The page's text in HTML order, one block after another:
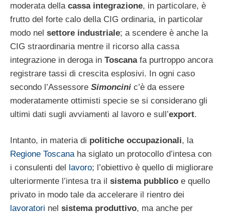
moderata dellacassa integrazione, in particolare, è
frutto del forte calo della CIG ordinaria, in particolar
modo nel settore industriale; a scendere è anche la
CIG straordinaria mentre il ricorso alla cassa
integrazione in deroga in Toscanafa purtroppo ancora
registrare tassi di crescita esplosivi. In ogni caso
secondo l’Assessore Simoncini c’è da essere
moderatamente ottimisti specie se si considerano gli
ultimi dati sugli avviamenti al lavoro e sull’export.
Intanto, in materia di politiche occupazionali, la
Regione Toscanaha siglato un protocollo d’intesa con
i consulenti del
lavoro; l’obiettivo è quello di migliorare
ulteriormente l’intesa tra il sistema pubblico e quello
privato in modo tale da accelerare il rientro dei
lavoratori nel sistema produttivo, ma anche per